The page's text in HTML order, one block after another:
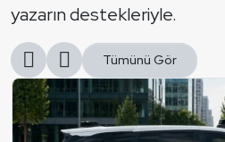
yazarın destekleriyle.
Tümünü Gör